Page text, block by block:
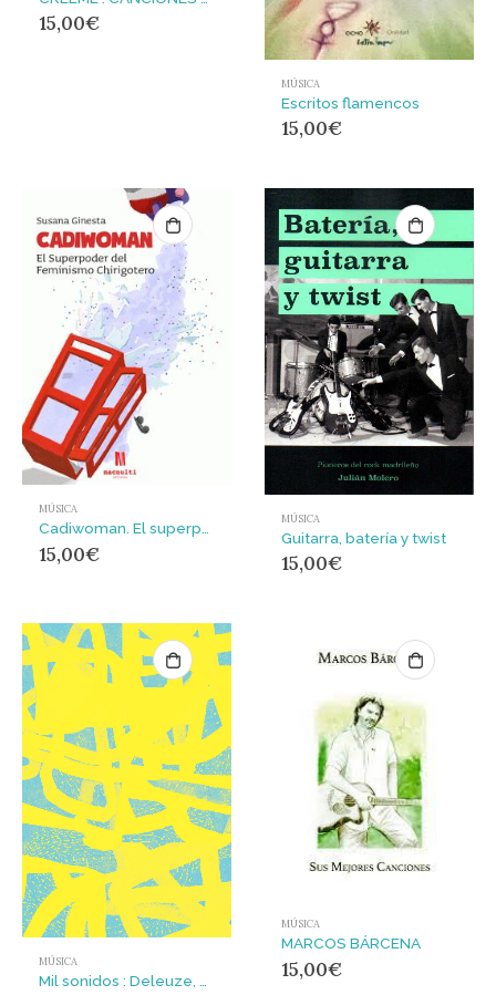
15,00€
MÚSICA
Escritos flamencos
15,00€
MÚSICA
15,00€
MÚSICA
Guitarra, batería y twist
15,00€
MÚSICA
MÚSICA
MARCOS BÁRCENA
15,00€